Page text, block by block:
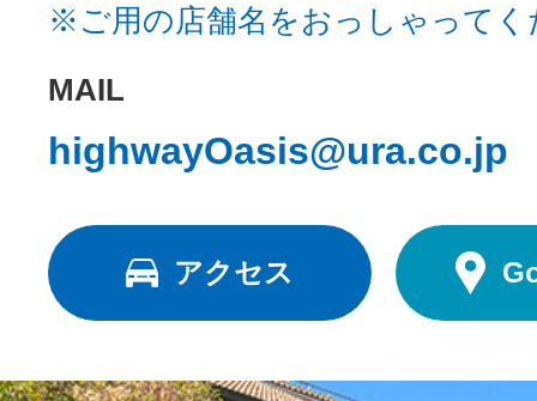
※ご用の店舗名をおっしゃってく
MAIL
highwayOasis@ura.co.jp
アクセス